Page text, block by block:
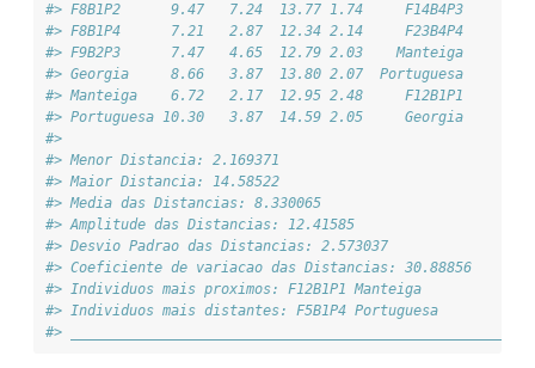
#> F8B1P2      9.47   7.24  13.77 1.74     F14B4P3
#> F8B1P4      7.21   2.87  12.34 2.14     F23B4P4
#> F9B2P3      7.47   4.65  12.79 2.03    Manteiga
#> Georgia     8.66   3.87  13.80 2.07  Portuguesa
#> Manteiga    6.72   2.17  12.95 2.48     F12B1P1
#> Portuguesa 10.30   3.87  14.59 2.05     Georgia
#>
#> Menor Distancia: 2.169371
#> Maior Distancia: 14.58522
#> Media das Distancias: 8.330065
#> Amplitude das Distancias: 12.41585
#> Desvio Padrao das Distancias: 2.573037
#> Coeficiente de variacao das Distancias: 30.88856
#> Individuos mais proximos: F12B1P1 Manteiga
#> Individuos mais distantes: F5B1P4 Portuguesa
#>